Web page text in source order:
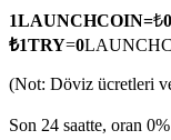
1LAUNCHCOIN=₺0
₺1TRY=0
(Not: Döviz ücretleri
Son 24 saatte, oran